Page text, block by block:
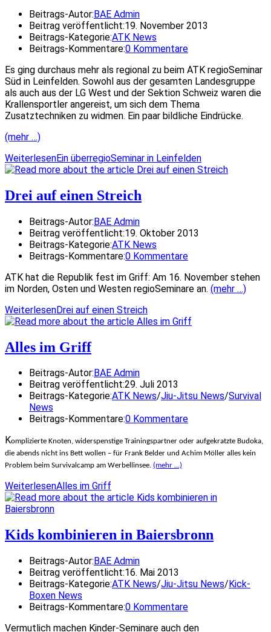
Beitrags-Autor:BAE Admin
Beitrag veröffentlicht:19. November 2013
Beitrags-Kategorie:ATK News
Beitrags-Kommentare:0 Kommentare
Es ging durchaus mehr als regional zu beim ATK regioSeminar
Süd in Leinfelden. Sowohl aus der gesamten Landesgruppe
als auch aus der LG West und der Sektion Schweiz waren die
Krallensportler angereist, um sich dem Thema
Zusatztechniken zu widmen. Ein paar bildliche Eindrücke.
(mehr …)
WeiterlesenEin überregioSeminar in Leinfelden
Drei auf einen Streich
Beitrags-Autor:BAE Admin
Beitrag veröffentlicht:19. Oktober 2013
Beitrags-Kategorie:ATK News
Beitrags-Kommentare:0 Kommentare
ATK hat die Republik fest im Griff: Am 16. November stehen
im Norden, Osten und Westen regioSeminare an. (mehr …)
WeiterlesenDrei auf einen Streich
Alles im Griff
Beitrags-Autor: BAE Admin
Beitrag veröffentlicht:29. Juli 2013
Beitrags-Kategorie:ATK News/Jiu-Jitsu News/Survival
News
Beitrags-Kommentare:0 Kommentare
Komplizierte Knoten, widerspenstige Trainingspartner oder aufgekratzte Budoka,
die abends nicht ins Bett wollen – für Frank Belder und Achim Möller alles kein
Problem beim Survivalcamp am Werbellinsee. (mehr …)
WeiterlesenAlles im Griff
Kids kombinieren in Baiersbronn
Beitrags-Autor: BAE Admin
Beitrag veröffentlicht:16. Mai 2013
Beitrags-Kategorie:ATK News/Jiu-Jitsu News/ Kick-
Boxen News
Beitrags-Kommentare:0 Kommentare
Vermutlich machen Kinder-Seminare auch den